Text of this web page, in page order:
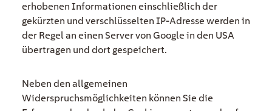
erhobenen Informationen einschließlich der
gekürzten und verschlüsselten IP-Adresse werden in
der Regel an einen Server von Google in den USA
übertragen und dort gespeichert.
Neben den allgemeinen
Widerspruchsmöglichkeiten können Sie die